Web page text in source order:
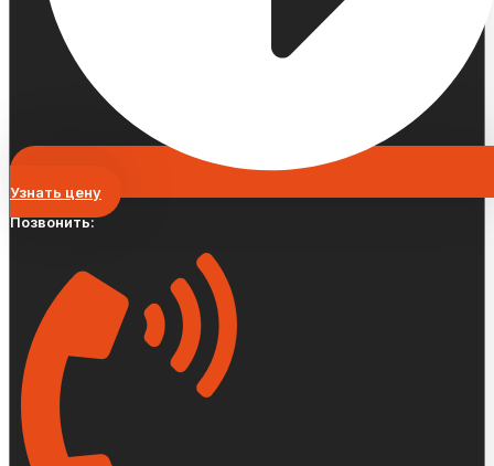
Узнать цену
Позвонить: